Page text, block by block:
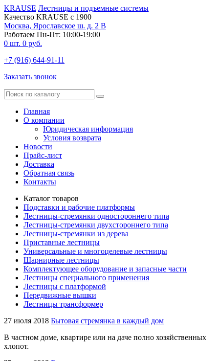
KRAUSE Лестницы и подъемные системы
Качество KRAUSE с 1900
Москва, Ярославское ш. д. 2 В
Работаем Пн-Пт: 10:00-19:00
0 шт. 0 руб.
+7 (916) 644-91-11
Заказать звонок
Главная
О компании
Юридическая информация
Условия возврата
Новости
Прайс-лист
Доставка
Обратная связь
Контакты
Каталог товаров
Подставки и рабочие платформы
Лестницы-стремянки одностороннего типа
Лестницы-стремянки двухстороннего типа
Лестницы-стремянки из дерева
Приставные лестницы
Универсальные и многоцелевые лестницы
Шарнирные лестницы
Комплектующее оборудование и запасные части
Лестницы специального применения
Лестницы с платформой
Передвижные вышки
Лестницы трансформер
27 июля 2018 Бытовая стремянка в каждый дом
В частном доме, квартире или на даче полно хозяйственных
хлопот.